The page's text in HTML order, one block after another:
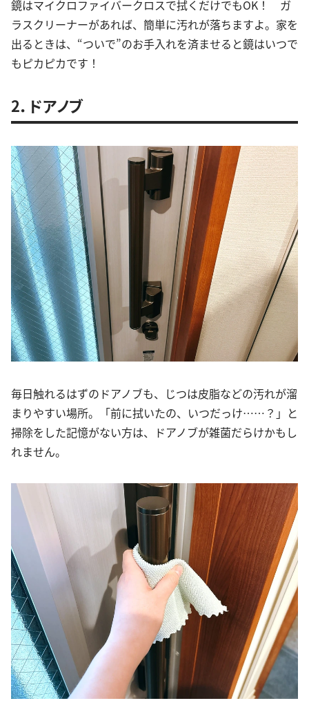
鏡はマイクロファイバークロスで拭くだけでもOK！ ガ
ラスクリーナーがあれば、簡単に汚れが落ちますよ。家を
出るときは、“ついで”のお手入れを済ませると鏡はいつで
もピカピカです！
2．ドアノブ
毎日触れるはずのドアノブも、じつは皮脂などの汚れが溜
まりやすい場所。「前に拭いたの、いつだっけ……？」と
掃除をした記憶がない方は、ドアノブが雑菌だらけかもし
れません。